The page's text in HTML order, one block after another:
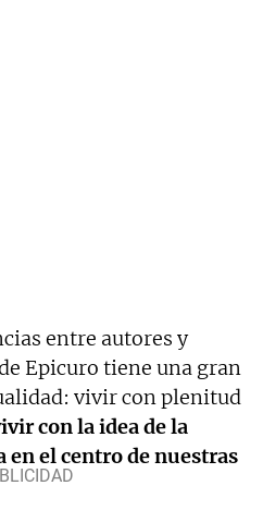
entre autores y
Epicuro tiene una gran
vivir con plenitud
con la idea de la
el centro de nuestras